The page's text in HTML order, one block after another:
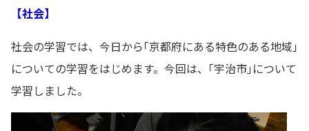
【社会】
社会の学習では、今日から｢京都府にある特色のある地域｣
についての学習をはじめます。今回は、｢宇治市｣について
学習しました。